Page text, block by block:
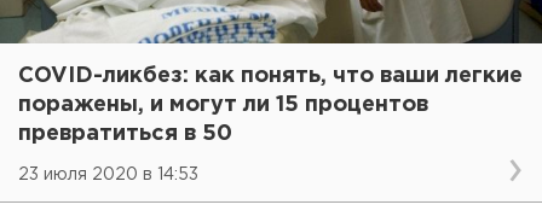
COVID-ликбез: как понять, что ваши легкие
поражены, и могут ли 15 процентов
превратиться в 50
23 июля 2020 в 14:53